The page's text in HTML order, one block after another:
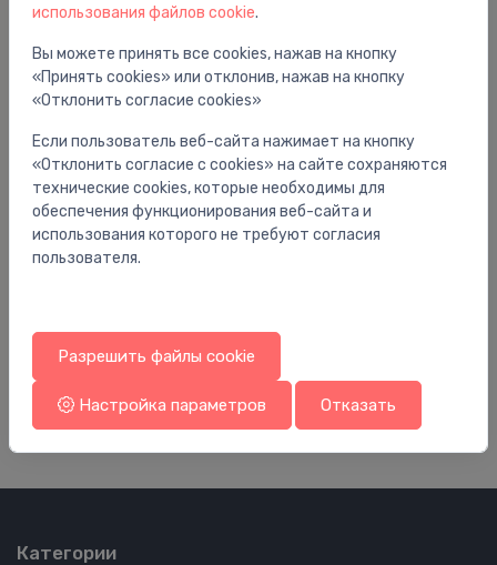
dušas siena Conforto Cor Black, 1000 mm,
h=2000, melns/caurspīdīgs stikls
Категории
использования файлов cookie.
Вы можете принять все cookies, нажав на кнопку
«Принять cookies» или отклонив, нажав на кнопку
«Отклонить согласие cookies»
Если пользователь веб-сайта нажимает на кнопку
«Отклонить согласие с cookies» на сайте сохраняются
технические cookies, которые необходимы для
обеспечения функционирования веб-сайта и
использования которого не требуют согласия
пользователя.
Разрешить файлы cookie
Настройка параметров Отказать